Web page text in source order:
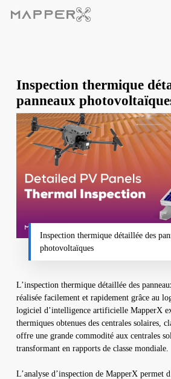
Inspection thermique
panneaux
Inspection thermique détaillée des
photovoltaïques
L’inspection thermique détaillée des
réalisée facilement et rapidement grâce au
logiciel d’intelligence artificielle MapperX
thermiques obtenues des centrales solaires,
offre une grande commodité aux centrales
transformant en rapports de classe mondiale.
L’analyse d’inspection de MapperX permet